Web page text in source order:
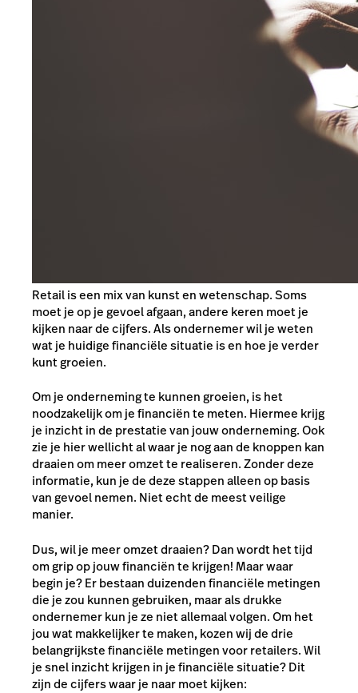
Retail is een mix van kunst en wetenschap. Soms
moet je op je gevoel afgaan, andere keren moet je
kijken naar de cijfers. Als ondernemer wil je weten
wat je huidige financiële situatie is en hoe je verder
kunt groeien.
Om je onderneming te kunnen groeien, is het
noodzakelijk om je financiën te meten. Hiermee krijg
je inzicht in de prestatie van jouw onderneming. Ook
zie je hier wellicht al waar je nog aan de knoppen kan
draaien om meer omzet te realiseren. Zonder deze
informatie, kun je de deze stappen alleen op basis
van gevoel nemen. Niet echt de meest veilige
manier.
Dus, wil je meer omzet draaien? Dan wordt het tijd
om grip op jouw financiën te krijgen! Maar waar
begin je? Er bestaan duizenden financiële metingen
die je zou kunnen gebruiken, maar als drukke
ondernemer kun je ze niet allemaal volgen. Om het
jou wat makkelijker te maken, kozen wij de drie
belangrijkste financiële metingen voor retailers. Wil
je snel inzicht krijgen in je financiële situatie? Dit
zijn de cijfers waar je naar moet kijken: